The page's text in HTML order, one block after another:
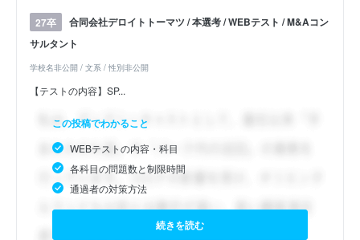
27卒
合同会社デロイトトーマツ / 本選考 / WEBテスト / M&Aコン
サルタント
学校名非公開 / 文系 / 性別非公開
【テストの内容】SP...
この投稿でわかること
WEBテストの内容・科目
各科目の問題数と制限時間
通過者の対策方法
続きを読む